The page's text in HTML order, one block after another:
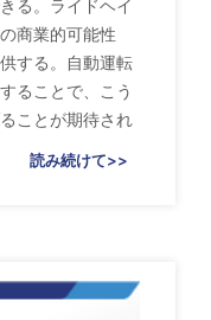
る。ライドヘイ
商業的可能性
する。自動運転
ることで、こう
ことが期待され
読み続けて>>